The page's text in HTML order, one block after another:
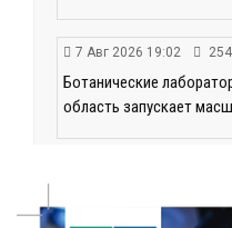
7 Авг 2026 19:02 254
Ботанические
область запускает
В Ржеве чествовали